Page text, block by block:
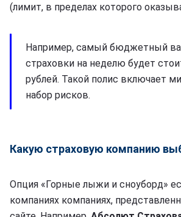
(лимит, в пределах которого
Например, самый бюджетный
страховки на неделю будет
рублей. Такой полис включает
набор рисков.
Какую страховую компанию
Опция «Горные лыжи и сноуборд»
компаниях компаниях,